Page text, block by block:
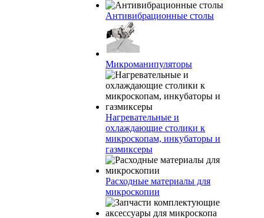
Антивибрационные столы
Микроманипуляторы
Нагревательные и
охлаждающие столики к
микроскопам, инкубаторы и
газмиксеры
Расходные материалы для
микроскопии